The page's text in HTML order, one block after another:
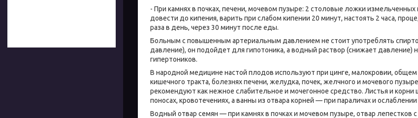
- При камнях в почках, печени, мочевом пузыре: 2 столовые ложки
довести до кипения, варить при слабом кипении 20 минут, настоять 2 часа,
раза в день, через 30 минут после еды.
Больным с повышенным артериальным давлением не стоит употреблять
давление), он подойдет для гипотоника, а водный раствор (снижает давление)
гипертоников.
В народной медицине настой плодов используют при цинге, малокровии, общем
кишечного тракта, болезнях печени, желудка, почек, желчного и мочевого
рекомендуют как нежное слабительное и мочегонное средство. Листья и
поносах, кровотечениях, а ванны из отвара корней — при параличах и
Водный отвар семян — при камнях в почках и мочевом пузыре, отвар